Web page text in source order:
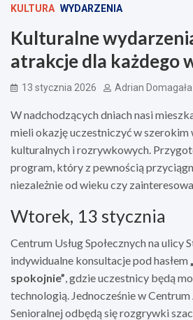
KULTURA WYDARZENIA
Kulturalne
atrakcje dla każdego
13 stycznia 2026 Adrian Domagała
W nadchodzących dniach nasi
mieli okazję uczestniczyć w szerokim
kulturalnych i rozrywkowych.
program, który z pewnością
niezależnie od wieku czy
Wtorek, 13 stycznia
Centrum Usług Społecznych na ulicy
indywidualne konsultacje pod hasłem
spokojnie”, gdzie uczestnicy będą
technologią. Jednocześnie w
Senioralnej odbędą się rozgrywki